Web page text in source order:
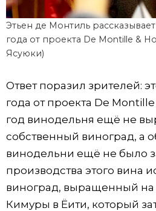
Этьен де Монтиль
года от проекта De Montille &
Ясуюки)
Ответ поразил зрителей:
года от проекта De
год винодельня ещё не
собственный виноград, а
винодельни ещё не было
производства этого вина
виноград, выращенный на
Кимуры в Ёити, который